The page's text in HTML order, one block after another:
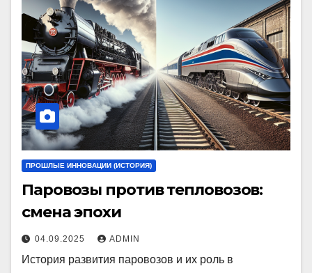
ПРОШЛЫЕ ИННОВАЦИИ (ИСТОРИЯ)
Паровозы против тепловозов:
смена эпохи
04.09.2025 ADMIN
История развития паровозов и их роль в